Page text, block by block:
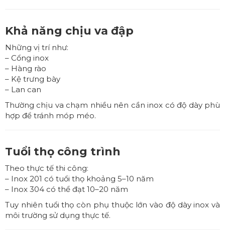
Khả năng chịu va đập
Những vị trí như:
– Cổng inox
– Hàng rào
– Kệ trưng bày
– Lan can
Thường chịu va chạm nhiều nên cần inox có độ dày phù
hợp để tránh móp méo.
Tuổi thọ công trình
Theo thực tế thi công:
– Inox 201 có tuổi thọ khoảng 5–10 năm
– Inox 304 có thể đạt 10–20 năm
Tuy nhiên tuổi thọ còn phụ thuộc lớn vào độ dày inox và
môi trường sử dụng thực tế.